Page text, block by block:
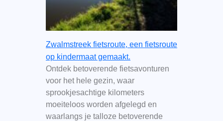
Zwalmstreek fietsroute, een fietsroute
op kindermaat gemaakt.
Ontdek betoverende fietsavonturen
voor het hele gezin, waar
sprookjesachtige kilometers
moeiteloos worden afgelegd en
waarlangs je talloze betoverende